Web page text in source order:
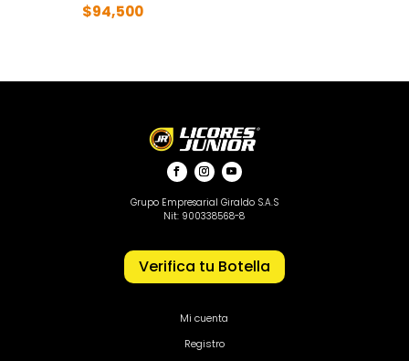
$94,500
Grupo Empresarial Giraldo S.A.S
Nit: 900338568-8
Verifica tu Botella
Mi cuenta
Registro